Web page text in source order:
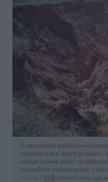
O nevratném poškozování
nejedna stať a dobře je znám i
odkrytí krvavě svítící na dálku
ilustračním snímku eroze v
Licence | Některá práva